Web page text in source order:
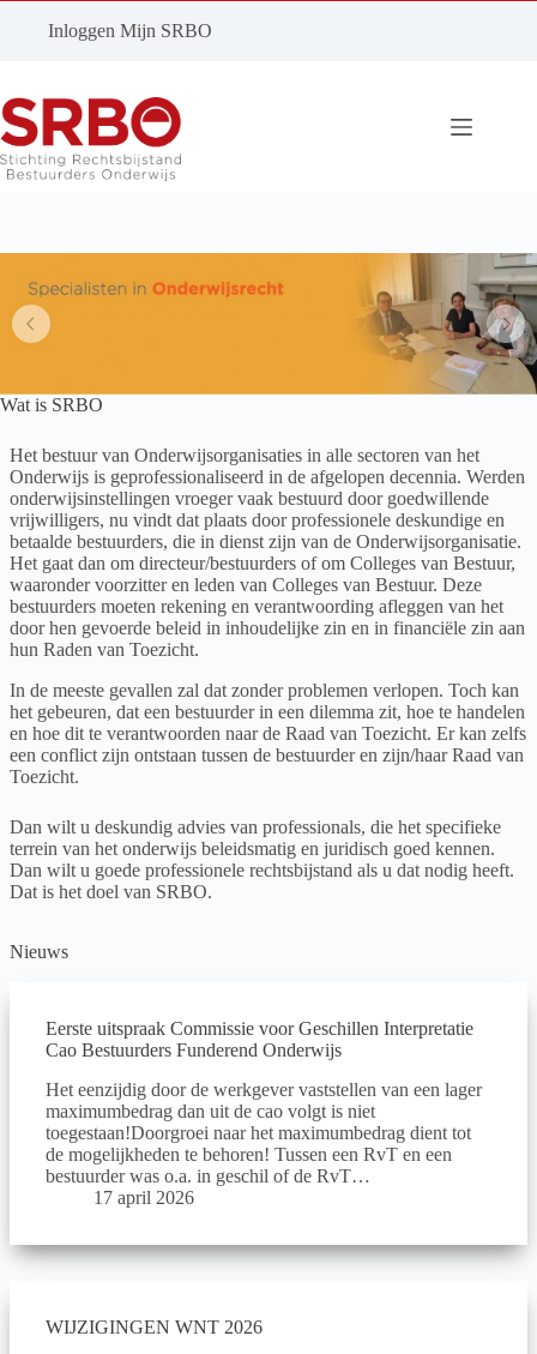
Inloggen Mijn SRBO
Wat is SRBO
Het bestuur van Onderwijsorganisaties in alle sectoren van het
Onderwijs is geprofessionaliseerd in de afgelopen decennia. Werden
onderwijsinstellingen vroeger vaak bestuurd door goedwillende
vrijwilligers, nu vindt dat plaats door professionele deskundige en
betaalde bestuurders, die in dienst zijn van de Onderwijsorganisatie.
Het gaat dan om directeur/bestuurders of om Colleges van Bestuur,
waaronder voorzitter en leden van Colleges van Bestuur. Deze
bestuurders moeten rekening en verantwoording afleggen van het
door hen gevoerde beleid in inhoudelijke zin en in financiële zin aan
hun Raden van Toezicht.
In de meeste gevallen zal dat zonder problemen verlopen. Toch kan
het gebeuren, dat een bestuurder in een dilemma zit, hoe te handelen
en hoe dit te verantwoorden naar de Raad van Toezicht. Er kan zelfs
een conflict zijn ontstaan tussen de bestuurder en zijn/haar Raad van
Toezicht.
Dan wilt u deskundig advies van professionals, die het specifieke
terrein van het onderwijs beleidsmatig en juridisch goed kennen.
Dan wilt u goede professionele rechtsbijstand als u dat nodig heeft.
Dat is het doel van SRBO.
Nieuws
Eerste uitspraak Commissie voor Geschillen Interpretatie
Cao Bestuurders Funderend Onderwijs
Het eenzijdig door de werkgever vaststellen van een lager
maximumbedrag dan uit de cao volgt is niet
toegestaan!Doorgroei naar het maximumbedrag dient tot
de mogelijkheden te behoren! Tussen een RvT en een
bestuurder was o.a. in geschil of de RvT…
17 april 2026
WIJZIGINGEN WNT 2026